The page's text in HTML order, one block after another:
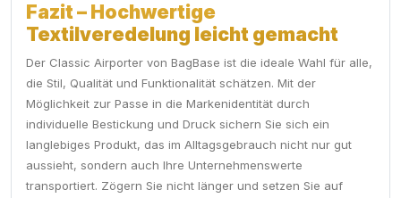
Fazit – Hochwertige
Textilveredelung leicht gemacht
Der Classic Airporter von BagBase ist die ideale Wahl für alle,
die Stil, Qualität und Funktionalität schätzen. Mit der
Möglichkeit zur Passe in die Markenidentität durch
individuelle Bestickung und Druck sichern Sie sich ein
langlebiges Produkt, das im Alltagsgebrauch nicht nur gut
aussieht, sondern auch Ihre Unternehmenswerte
transportiert. Zögern Sie nicht länger und setzen Sie auf